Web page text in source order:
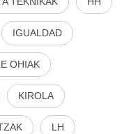
IGUALDAD
OHIAK
KIROLA
LH